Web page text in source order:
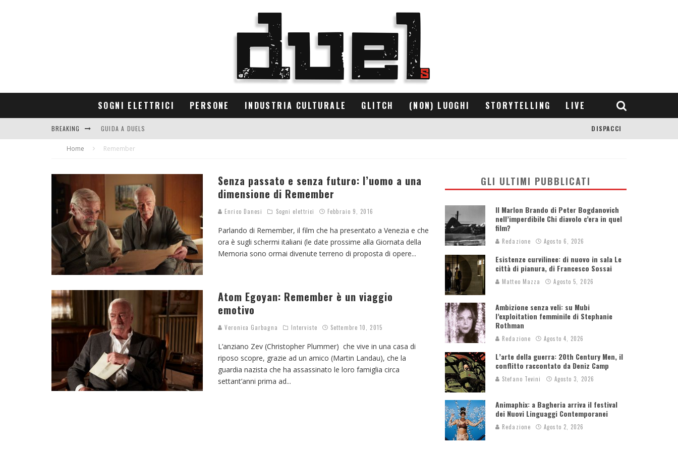
SOGNI ELETTRICI PERSONE INDUSTRIA CULTURALE GLITCH (NON) LUOGHI STORYTELLING LIVE
BREAKING GUIDA A DUELS
CONTRIBUTORS
DISPACCI
Home Remember
Senza passato e senza futuro: l’uomo a una
dimensione di Remember
Enrico Danesi Sogni elettrici Febbraio 9, 2016
Parlando di Remember, il film che ha presentato a Venezia e che
ora è sugli schermi italiani (le date prossime alla Giornata della
Memoria sono ormai divenute terreno di proposta di opere...
Atom Egoyan: Remember è un viaggio
emotivo
Veronica Garbagna Interviste Settembre 10, 2015
L’anziano Zev (Christopher Plummer) che vive in una casa di
riposo scopre, grazie ad un amico (Martin Landau), che la
guardia nazista che ha assassinato le loro famiglia circa
settant’anni prima ad...
GLI ULTIMI PUBBLICATI
Il Marlon Brando di Peter Bogdanovich
nell’imperdibile Chi diavolo c’era in quel
film?
Redazione Agosto 6, 2026
Esistenze curvilinee: di nuovo in sala Le
città di pianura, di Francesco Sossai
Matteo Mazza Agosto 5, 2026
Ambizione senza veli: su Mubi
l’exploitation femminile di Stephanie
Rothman
Redazione Agosto 4, 2026
L’arte della guerra: 20th Century Men, il
conflitto raccontato da Deniz Camp
Stefano Tevini Agosto 3, 2026
Animaphix: a Bagheria arriva il festival
dei Nuovi Linguaggi Contemporanei
Redazione Agosto 2, 2026